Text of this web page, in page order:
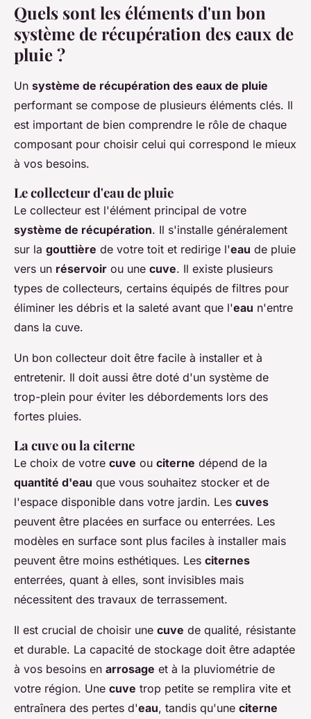
Quels sont les éléments d'un bon
système de récupération des eaux de
pluie ?
Un système de récupération des eaux de pluie
performant se compose de plusieurs éléments clés. Il
est important de bien comprendre le rôle de chaque
composant pour choisir celui qui correspond le mieux
à vos besoins.
Le collecteur d'eau de pluie
Le collecteur est l'élément principal de votre
système de récupération. Il s'installe généralement
sur la gouttière de votre toit et redirige l'eau de pluie
vers un réservoir ou une cuve. Il existe plusieurs
types de collecteurs, certains équipés de filtres pour
éliminer les débris et la saleté avant que l'eau n'entre
dans la cuve.
Un bon collecteur doit être facile à installer et à
entretenir. Il doit aussi être doté d'un système de
trop-plein pour éviter les débordements lors des
fortes pluies.
La cuve ou la citerne
Le choix de votre cuve ou citerne dépend de la
quantité d'eau que vous souhaitez stocker et de
l'espace disponible dans votre jardin. Les cuves
peuvent être placées en surface ou enterrées. Les
modèles en surface sont plus faciles à installer mais
peuvent être moins esthétiques. Les citernes
enterrées, quant à elles, sont invisibles mais
nécessitent des travaux de terrassement.
Il est crucial de choisir une cuve de qualité, résistante
et durable. La capacité de stockage doit être adaptée
à vos besoins en arrosage et à la pluviométrie de
votre région. Une cuve trop petite se remplira vite et
entraînera des pertes d'eau, tandis qu'une citerne